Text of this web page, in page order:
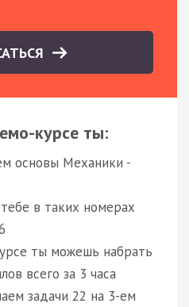
курсе ты:
основы Механики -
в таких номерах
ты можешь набрать
всего за 3 часа
задачи 22 на 3-ем